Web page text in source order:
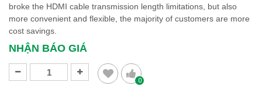
broke the HDMI cable transmission length limitations, but also
more convenient and flexible, the majority of customers are more
cost savings.
NHẬN BÁO GIÁ
0